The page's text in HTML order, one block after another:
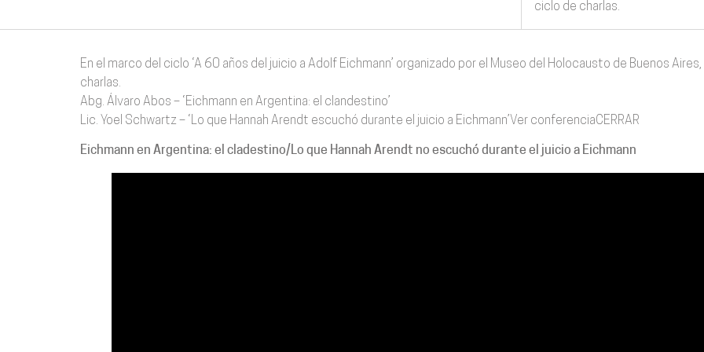
ciclo de charlas.
En el marco del ciclo ‘A 60 años del juicio a Adolf Eichmann’ organizado por el Museo del Holocausto de Buenos
charlas.
Abg. Álvaro Abos – ‘Eichmann en Argentina: el clandestino’
Lic. Yoel Schwartz – ‘Lo que Hannah Arendt escuchó durante el juicio a Eichmann’Ver conferenciaCERRAR
Eichmann en Argentina: el cladestino/Lo que Hannah Arendt no escuchó durante el juicio a Eichmann